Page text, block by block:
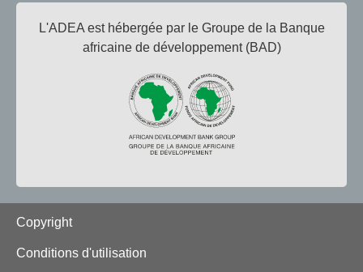
L'ADEA est hébergée par le Groupe de la Banque
africaine de développement (BAD)
Footer
Copyright
Conditions d'utilisation